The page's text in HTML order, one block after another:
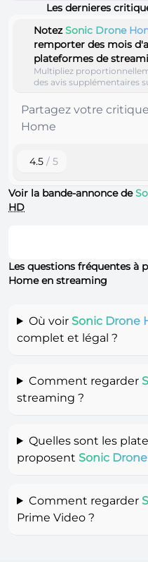
Les dernieres
NotezSonic Drone
remporter des mois
plateformes de
Multipliez
des avis supplémentaires
4.5 / 5
Voir la bande-annonce de
HD
Les questions fréquentes à
Home en streaming
Où voir Sonic Drone
complet et légal ?
Comment regarder
streaming ?
Quelles sont les
proposent Sonic
Comment regarder
Prime Video ?